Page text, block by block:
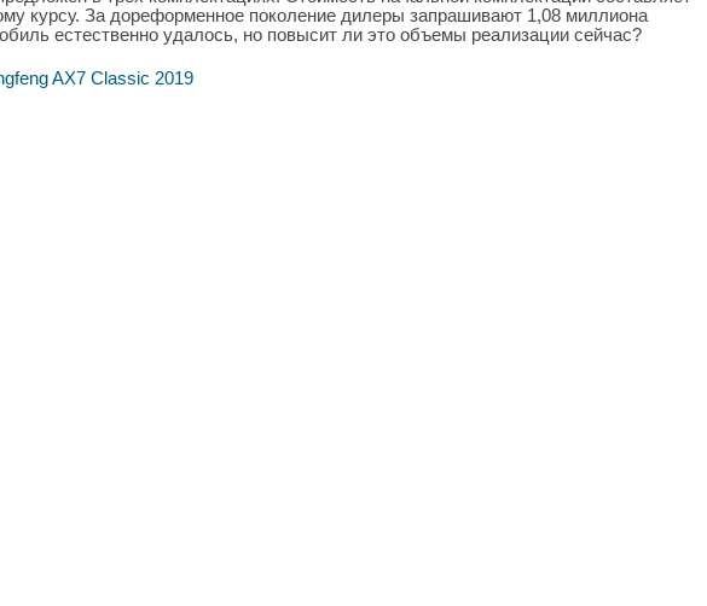
курсу. За дореформенное поколение дилеры запрашивают 1,08 миллиона
естественно удалось, но повысит ли это объемы реализации сейчас?